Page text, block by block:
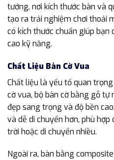
tướng, nơi kích thước bàn và
tạo ra trải nghiệm chơi thoải
có kích thước chuẩn giúp
cao kỹ năng.
Chất Liệu Bàn Cờ Vua
Chất liệu là yếu tố quan
cờ vua, bộ bàn cờ bằng gỗ
đẹp sang trọng và độ bền
và dễ di chuyển hơn, phù hợp
trời hoặc di chuyển nhiều.
Ngoài ra, bàn bằng